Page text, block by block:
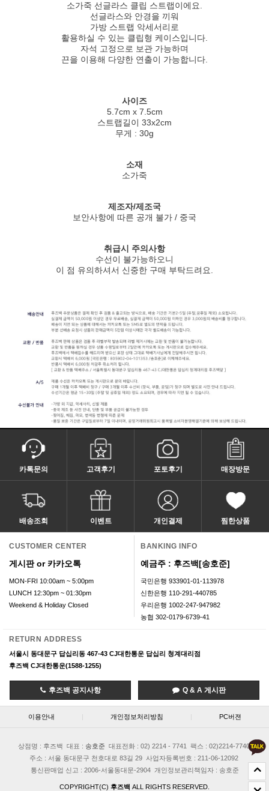
소가죽 선글라스 클립 스트랩이에요.
선글라스와 안경을 끼워
가방 스트랩 악세서리로
활용하실 수 있는 클립형 케이스입니다.
자석 고정으로 보관 가능하며
끈을 이용해 다양한 연출이 가능합니다.
사이즈
5.7cm x 7.5cm
스트랩길이 33x2cm
무게 : 30g
소재
소가죽
제조자/제조국
보안사항에 따른 공개 불가 / 중국
취급시 주의사항
수선이 불가능하오니
이 점 유의하셔서 신중한 구매 부탁드려요.
카톡문의 고객후기 포토후기 매장방문
배송조회 이벤트 개인결제 찜한상품
CUSTOMER CENTER
게시판 or 카카오톡
MON-FRI 10:00am ~ 5:00pm
LUNCH 12:30pm ~ 01:30pm
Weekend & Holiday Closed
BANKING INFO
예금주 : 후즈백[송호준]
국민은행 933901-01-113978
신한은행 110-291-440785
우리은행 1002-247-947982
농협 302-0179-6739-41
RETURN ADDRESS
서울시 동대문구 답십리동 467-43 CJ대한통운 답십리 청계대리점
후즈백 CJ대한통운(1588-1255)
후즈백 공지사항 Q & A 게시판
이용안내 | 개인정보처리방침 | PC버젼
상점명 : 후즈백 대표 : 송호준 대표전화 : 02) 2214 - 7741
팩스 : 02)2214-7740
주소 : 서울 동대문구 천호대로 83길 29
사업자등록번호 : 211-06-12092
통신판매업 신고 : 2006-서울동대문-2904
개인정보관리책임자 : 송호준
COPYRIGHT(C) 후즈백 ALL RIGHTS RESERVED.